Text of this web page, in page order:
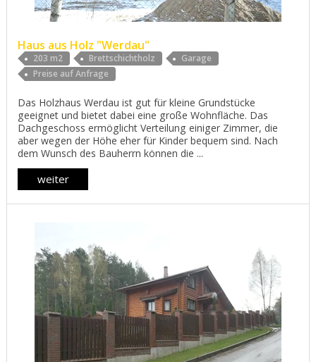
Haus aus Holz "Werdau"
203 m2 Brettschichtholz
Garage
Preise auf Anfrage
Das Holzhaus Werdau ist gut für kleine Grundstücke
geeignet und bietet dabei eine große Wohnfläche. Das
Dachgeschoss ermöglicht Verteilung einiger Zimmer, die
aber wegen der Höhe eher für Kinder bequem sind. Nach
dem Wunsch des Bauherrn können die ...
weiter